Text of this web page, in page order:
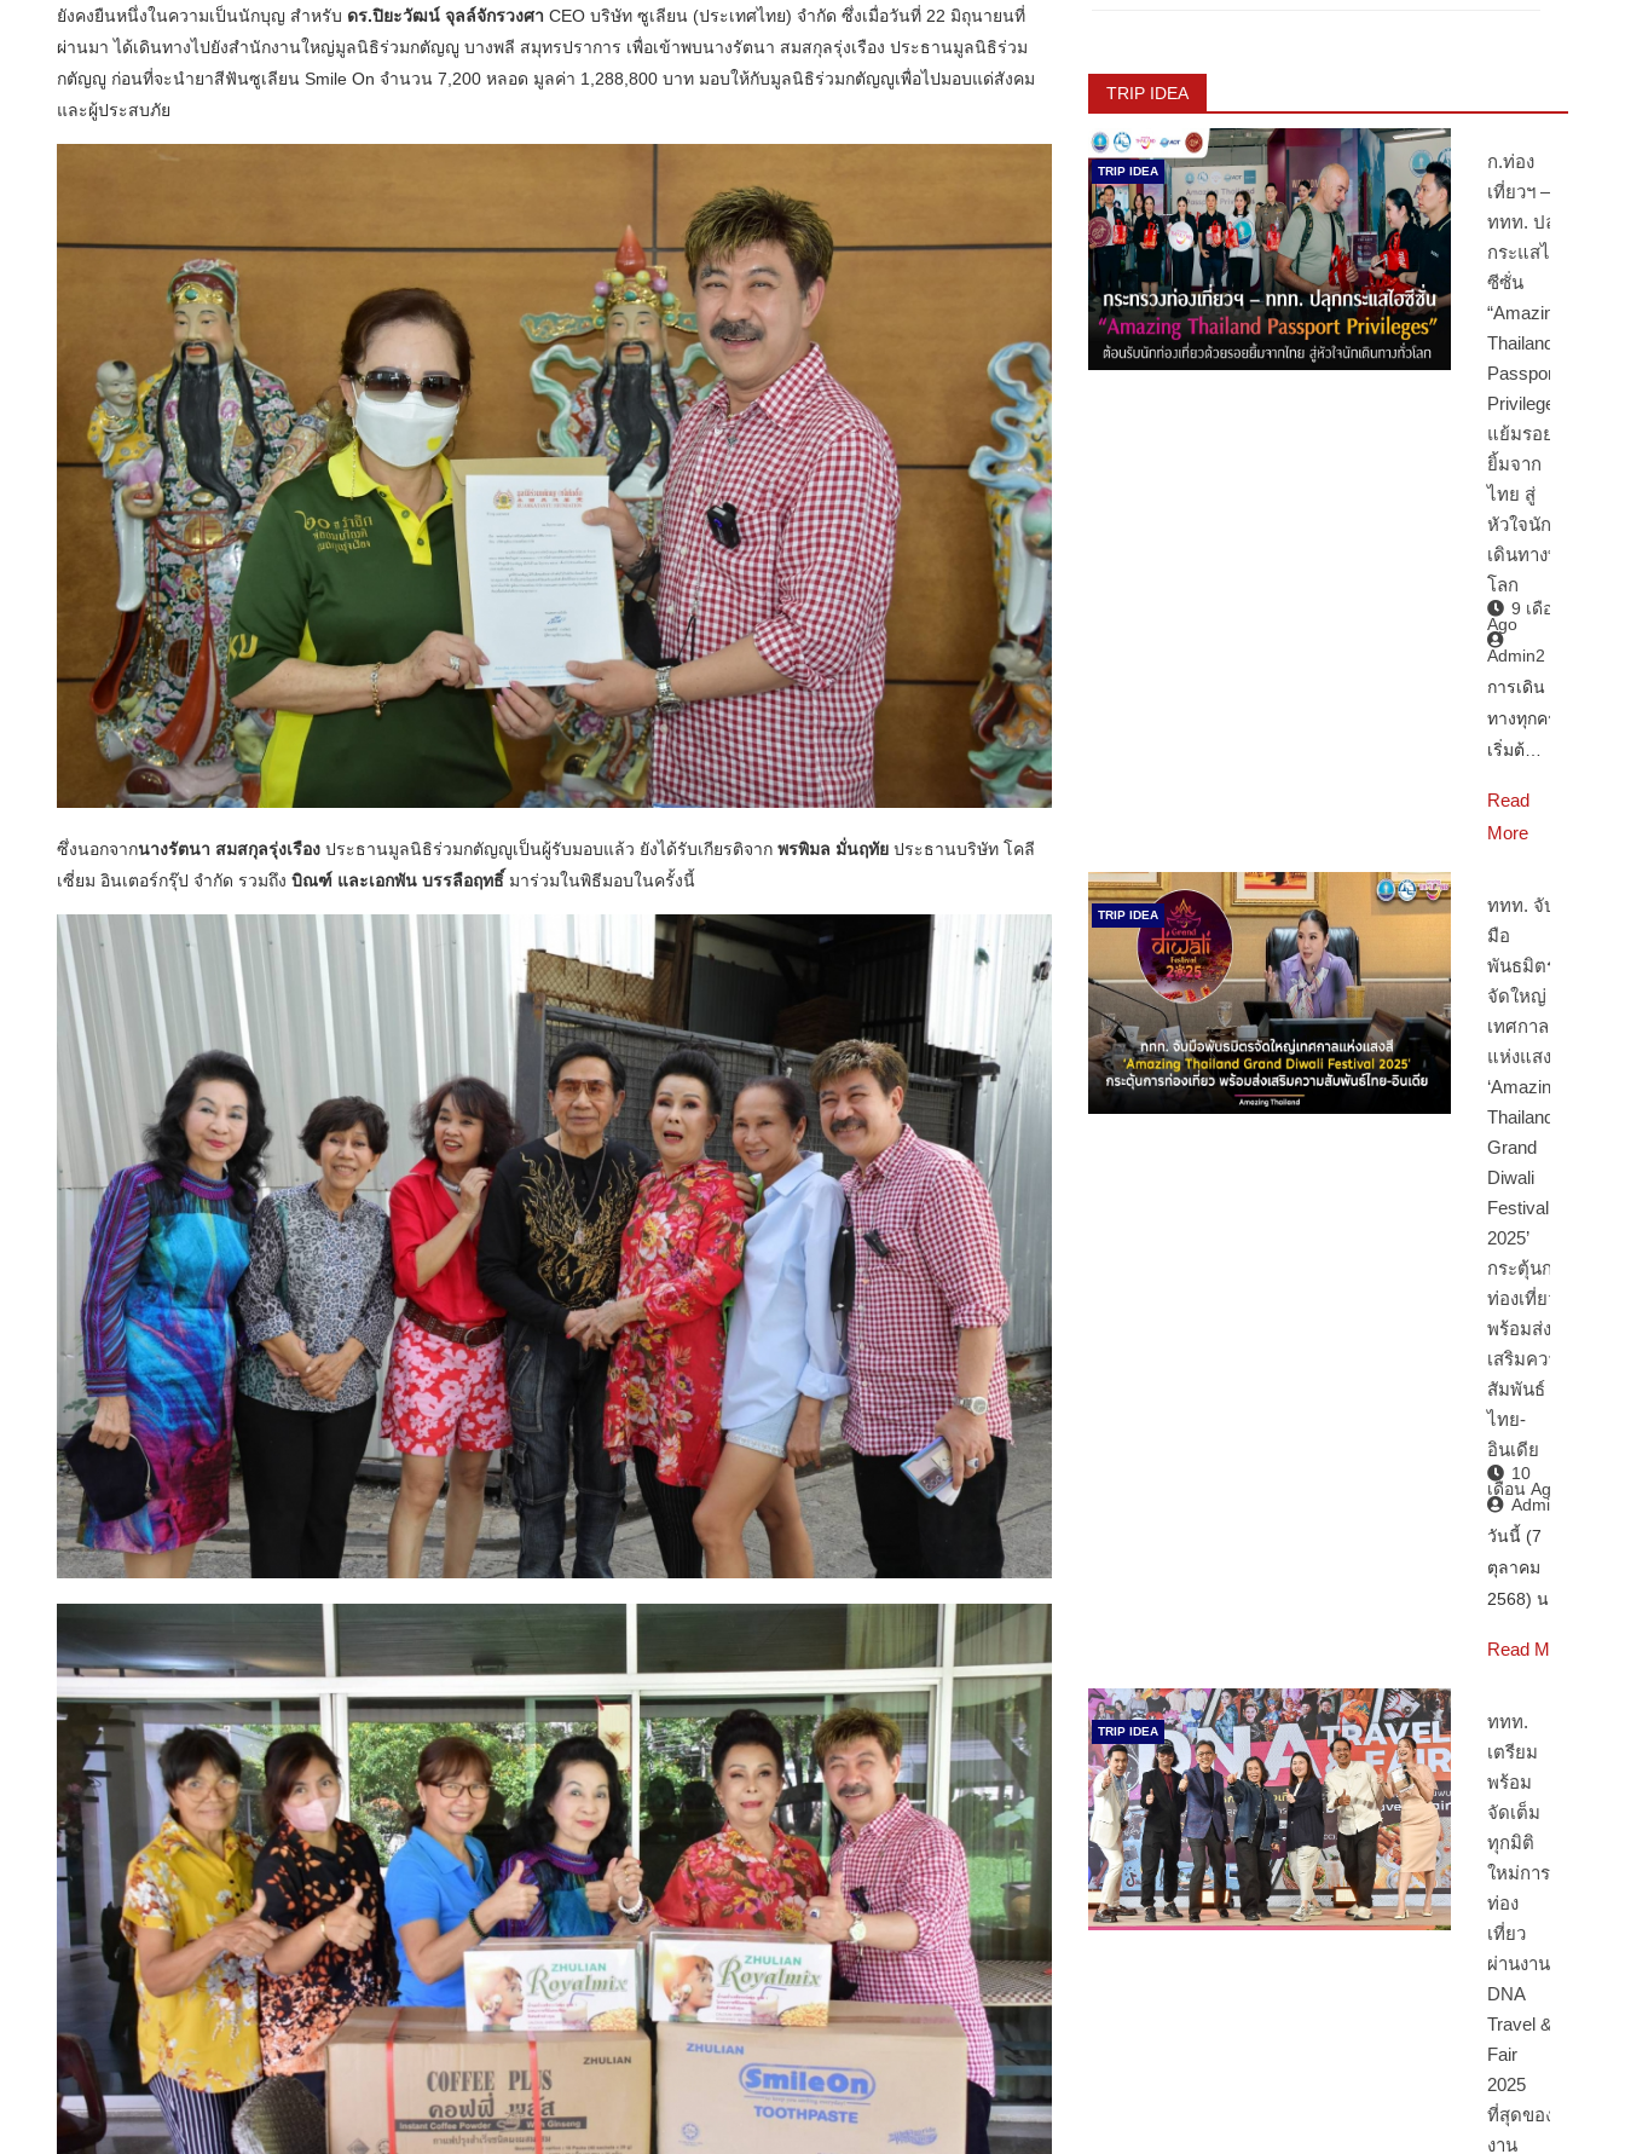
ยังคงยืนหนึ่งในความเป็นนักบุญ สำหรับ ดร.ปิยะวัฒน์ จุลล์จักรวงศา CEO บริษัท ซูเลียน (ประเทศไทย) จำกัด ซึ่งเมื่อวันที่ 22 มิถุนายนที่
ผ่านมา ได้เดินทางไปยังสำนักงานใหญ่มูลนิธิร่วมกตัญญู บางพลี สมุทรปราการ เพื่อเข้าพบนางรัตนา สมสกุลรุ่งเรือง ประธานมูลนิธิร่วม
กตัญญู ก่อนที่จะนำยาสีฟันซูเลียน Smile On จำนวน 7,200 หลอด มูลค่า 1,288,800 บาท มอบให้กับมูลนิธิร่วมกตัญญูเพื่อไปมอบแด่สังคม
และผู้ประสบภัย
ซึ่งนอกจากนางรัตนา สมสกุลรุ่งเรือง ประธานมูลนิธิร่วมกตัญญูเป็นผู้รับมอบแล้ว ยังได้รับเกียรติจาก พรพิมล มั่นฤทัย ประธานบริษัท โคลี
เซี่ยม อินเตอร์กรุ๊ป จำกัด รวมถึง บิณฑ์ และเอกพัน บรรลือฤทธิ์ มาร่วมในพิธีมอบในครั้งนี้
TRIP IDEA
TRIP IDEA
ก.ท่อง
เที่ยวฯ –
ททท. ปลุก
กระแสไฮ
ซีซั่น
“Amazing
Thailand
Passport
Privileges”
แย้มรอย
ยิ้มจาก
ไทย สู่
หัวใจนัก
เดินทางทั่ว
โลก
9 เดือน
Ago
Admin2
การเดิน
ทางทุกครั้ง
เริ่มต้…
Read
More
TRIP IDEA
ททท. จับ
มือ
พันธมิตร
จัดใหญ่
เทศกาล
แห่งแสงสี
‘Amazing
Thailand
Grand
Diwali
Festival
2025’
กระตุ้นการ
ท่องเที่ยว
พร้อมส่ง
เสริมความ
สัมพันธ์
ไทย-
อินเดีย
10
เดือน Ago
Admin2
วันนี้ (7
ตุลาคม
2568) นา…
Read More
TRIP IDEA
ททท.
เตรียม
พร้อม
จัดเต็ม
ทุกมิติ
ใหม่การ
ท่อง
เที่ยว
ผ่านงาน
DNA
Travel &
Fair
2025
ที่สุดของ
งาน